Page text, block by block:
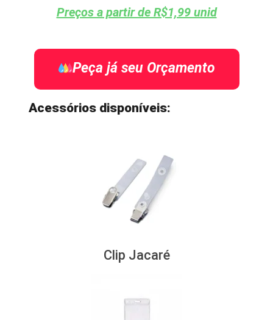
Preços a partir de R$1,99 unid
Peça já seu Orçamento
Acessórios disponíveis:
Clip Jacaré